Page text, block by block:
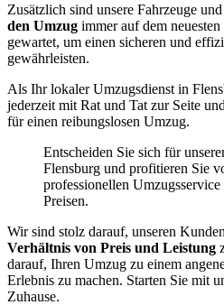
Zusätzlich sind unsere Fahrzeuge und
den Umzug immer auf dem
gewartet, um einen sicheren und
gewährleisten.
Als Ihr lokaler Umzugsdienst in
jederzeit mit Rat und Tat zur Seite
für einen reibungslosen Umzug.
Entscheiden Sie sich für
Flensburg und profitieren Sie
professionellen Umzugsservice
Preisen.
Wir sind stolz darauf, unseren
Verhältnis von Preis und Leistung
darauf, Ihren Umzug zu einem
Erlebnis zu machen. Starten Sie mit
Zuhause.